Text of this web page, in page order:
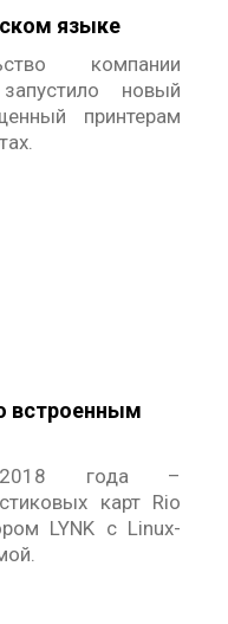
языке
компании
новый
принтерам
встроенным
2018 года –
карт Rio
LYNK с Linux-